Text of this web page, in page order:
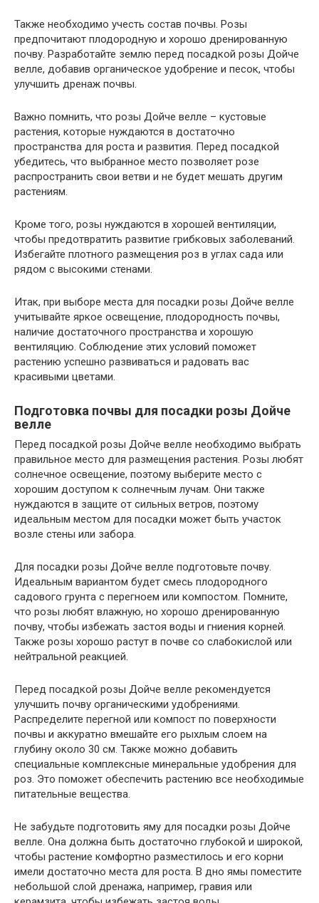
Также необходимо учесть состав почвы. Розы
предпочитают плодородную и хорошо дренированную
почву. Разработайте землю перед посадкой розы Дойче
велле, добавив органическое удобрение и песок, чтобы
улучшить дренаж почвы.
Важно помнить, что розы Дойче велле – кустовые
растения, которые нуждаются в достаточно
пространства для роста и развития. Перед посадкой
убедитесь, что выбранное место позволяет розе
распространить свои ветви и не будет мешать другим
растениям.
Кроме того, розы нуждаются в хорошей вентиляции,
чтобы предотвратить развитие грибковых заболеваний.
Избегайте плотного размещения роз в углах сада или
рядом с высокими стенами.
Итак, при выборе места для посадки розы Дойче велле
учитывайте яркое освещение, плодородность почвы,
наличие достаточного пространства и хорошую
вентиляцию. Соблюдение этих условий поможет
растению успешно развиваться и радовать вас
красивыми цветами.
Подготовка почвы для посадки розы Дойче
велле
Перед посадкой розы Дойче велле необходимо выбрать
правильное место для размещения растения. Розы любят
солнечное освещение, поэтому выберите место с
хорошим доступом к солнечным лучам. Они также
нуждаются в защите от сильных ветров, поэтому
идеальным местом для посадки может быть участок
возле стены или забора.
Для посадки розы Дойче велле подготовьте почву.
Идеальным вариантом будет смесь плодородного
садового грунта с перегноем или компостом. Помните,
что розы любят влажную, но хорошо дренированную
почву, чтобы избежать застоя воды и гниения корней.
Также розы хорошо растут в почве со слабокислой или
нейтральной реакцией.
Перед посадкой розы Дойче велле рекомендуется
улучшить почву органическими удобрениями.
Распределите перегной или компост по поверхности
почвы и аккуратно вмешайте его рыхлым слоем на
глубину около 30 см. Также можно добавить
специальные комплексные минеральные удобрения для
роз. Это поможет обеспечить растению все необходимые
питательные вещества.
Не забудьте подготовить яму для посадки розы Дойче
велле. Она должна быть достаточно глубокой и широкой,
чтобы растение комфортно разместилось и его корни
имели достаточно места для роста. В дно ямы поместите
небольшой слой дренажа, например, гравия или